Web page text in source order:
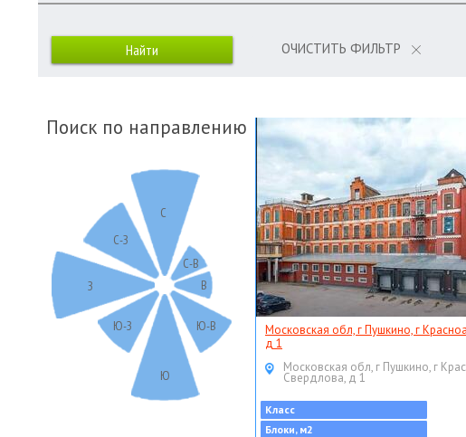
ОЧИСТИТЬ ФИЛЬТР
Поиск по направлению
С
С-В
В
Ю-В
Ю
Ю-З
З
С-З
Московская обл, г Пушкино, г
д 1
Московская обл, г Пушкино, г
Свердлова, д 1
Класс
Блоки, м2